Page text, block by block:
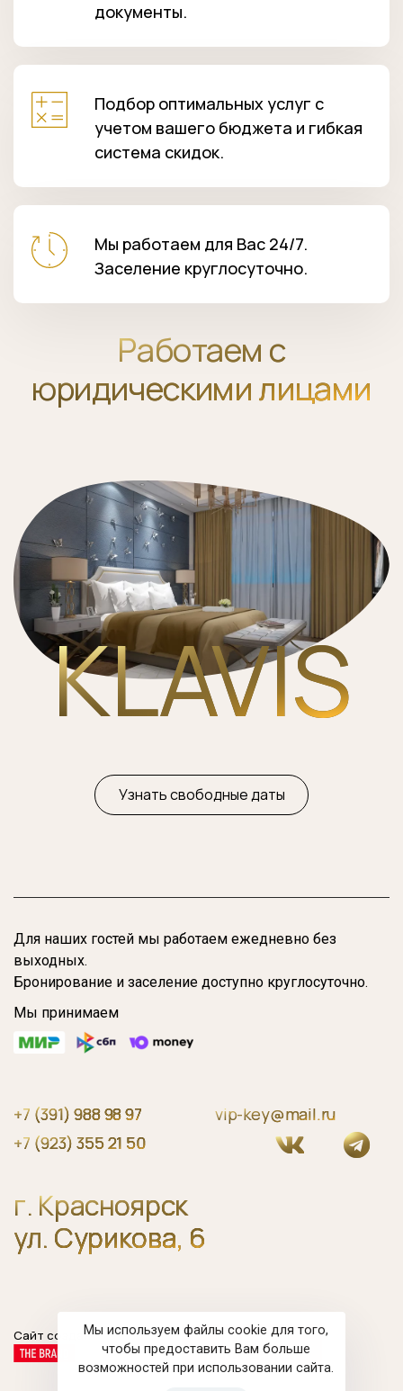
документы.
Подбор оптимальных услуг с
учетом вашего бюджета и гибкая
система скидок.
Мы работаем для Вас 24/7.
Заселение круглосуточно.
Работаем с
юридическими лицами
KLAVIS
Узнать свободные даты
Для наших гостей мы работаем ежедневно без
выходных.
Бронирование и заселение доступно круглосуточно.
Мы принимаем
+7 (391) 988 98 97
+7 (923) 355 21 50
vip-key@mail.ru
г. Красноярск
ул. Сурикова, 6
Сайт созданМы используем файлы cookie для того,
чтобы предоставить Вам больше
возможностей при использовании сайта.